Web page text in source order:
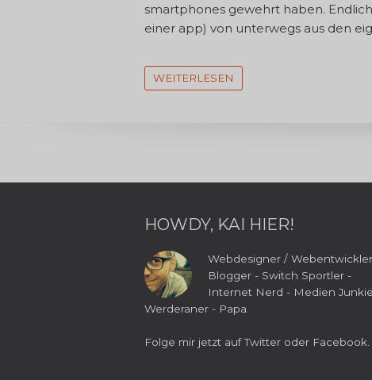
smartphones gewehrt haben.
einer app) von unterwegs aus den
WEITERLESEN
HOWDY, KAI HIER!
Webdesigner /
Blogger - Switch Sportler -
Internet Nerd - Medien
Werderaner - Papa.
Folge mir jetzt aufTwitter oder Facebook